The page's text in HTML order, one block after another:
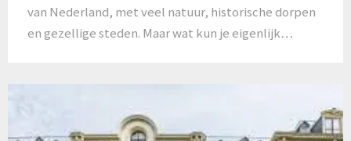
van Nederland, met veel natuur, historische dorpen
en gezellige steden. Maar wat kun je eigenlijk…